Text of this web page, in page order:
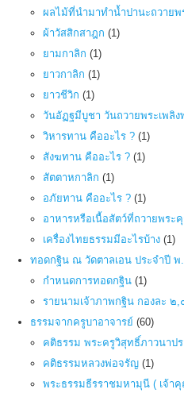
ผลไม้ที่นำมาทำน้ำปานะถวายพ
ผ้าวัสสิกสาฎก (1)
ยามกาลิก (1)
ยาวกาลิก (1)
ยาวชีวิก (1)
วันอัฏฐมีบูชา วันถวายพระเพลิง
วิหารทาน คืออะไร ? (1)
สังฆทาน คืออะไร ? (1)
สัตตาหกาลิก (1)
อภัยทาน คืออะไร ? (1)
อาหารหรือเนื้อสัตว์ที่ถวายพระ
เครื่องไทยธรรมมีอะไรบ้าง (1)
ทอดกฐิน ณ วัดตาลเอน ประจำปี
กำหนดการทอดกฐิน (1)
รายนามเจ้าภาพกฐิน กองละ ๒,
ธรรมจากครูบาอาจารย์ (60)
คติธรรม พระครูวิสุทธิ์ภาวนาปร
คติธรรมหลวงพ่อจรัญ (1)
พระธรรมธีรราชมหามุนี ( เจ้า